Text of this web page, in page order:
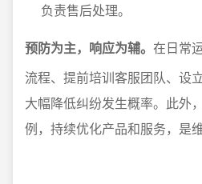
负责售后处理。
预防为主，响应为辅。 在日常
流程、提前培训客服团队、设
大幅降低纠纷发生概率。此外
例，持续优化产品和服务，是